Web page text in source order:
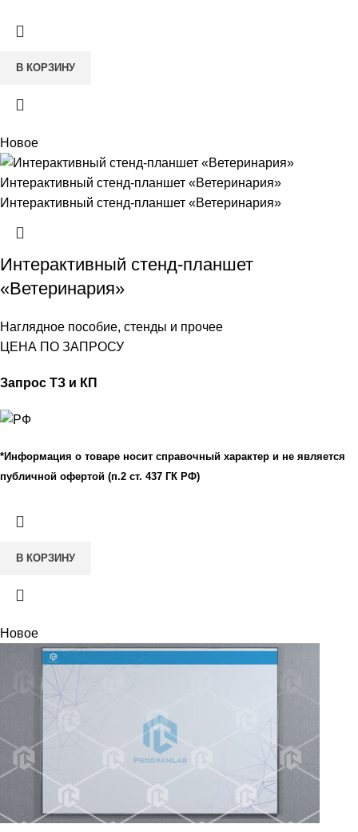
В КОРЗИНУ
Новое
Интерактивный стенд-планшет
«Ветеринария»
Наглядное пособие, стенды и прочее
ЦЕНА ПО ЗАПРОСУ
Запрос ТЗ и КП
*Информация о товаре носит справочный характер и не является
публичной офертой (п.2 ст. 437 ГК РФ)
В КОРЗИНУ
Новое